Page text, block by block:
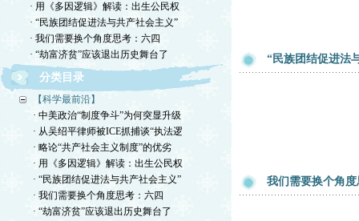
· 用《多因逻辑》解读：出生公民权
· “民族团结促进法与共产社会主义”
· 我们需要换个角度思考：六四
· “劫富济贫”应该退出历史舞台了
分类目录
【科学最前沿】
· 中美政治“制度争斗”为何突显升级
· 从吴绍平律师被ICE抓捕谈“执法逻
· 略论“共产社会主义制度”的优劣
· 用《多因逻辑》解读：出生公民权
· “民族团结促进法与共产社会主义”
· 我们需要换个角度思考：六四
· “劫富济贫”应该退出历史舞台了
“民族团结促进法
我们需要换个角